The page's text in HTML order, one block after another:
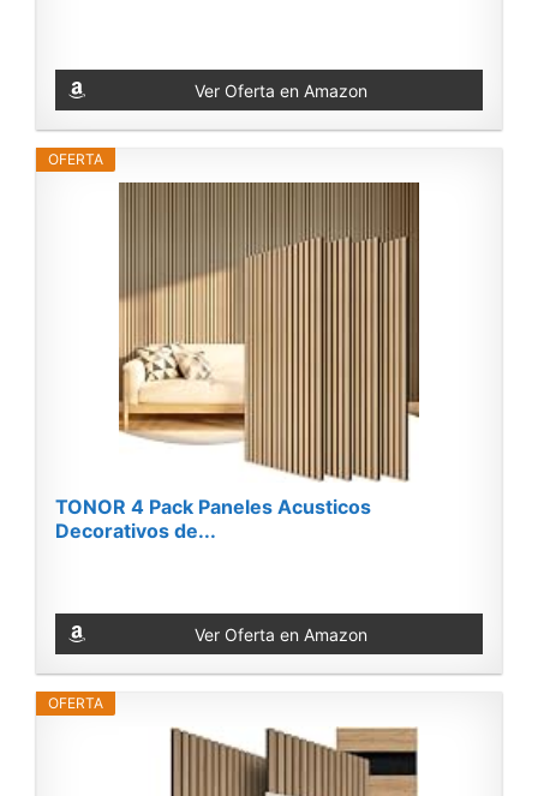
Ver Oferta en Amazon
OFERTA
TONOR 4 Pack Paneles Acusticos
Decorativos de...
Ver Oferta en Amazon
OFERTA